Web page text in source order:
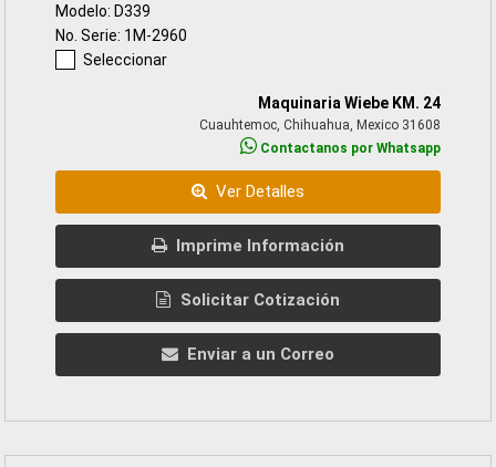
Modelo: D339
No. Serie: 1M-2960
Seleccionar
Maquinaria Wiebe KM. 24
Cuauhtemoc, Chihuahua, Mexico 31608
Contactanos por Whatsapp
Ver Detalles
Imprime Información
Solicitar Cotización
Enviar a un Correo